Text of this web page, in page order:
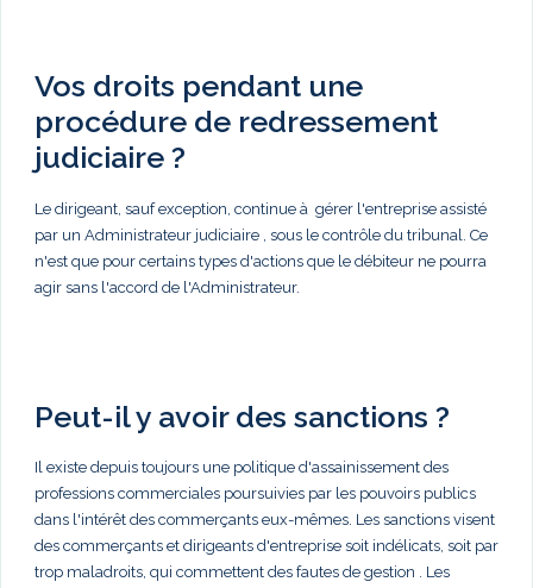
Vos droits pendant une
procédure de redressement
judiciaire ?
Le dirigeant, sauf exception, continue à gérer l'entreprise assisté
par un Administrateur judiciaire , sous le contrôle du tribunal. Ce
n'est que pour certains types d'actions que le débiteur ne pourra
agir sans l'accord de l'Administrateur.
Peut-il y avoir des sanctions ?
Il existe depuis toujours une politique d'assainissement des
professions commerciales poursuivies par les pouvoirs publics
dans l'intérêt des commerçants eux-mêmes. Les sanctions visent
des commerçants et dirigeants d'entreprise soit indélicats, soit par
trop maladroits, qui commettent des fautes de gestion . Les